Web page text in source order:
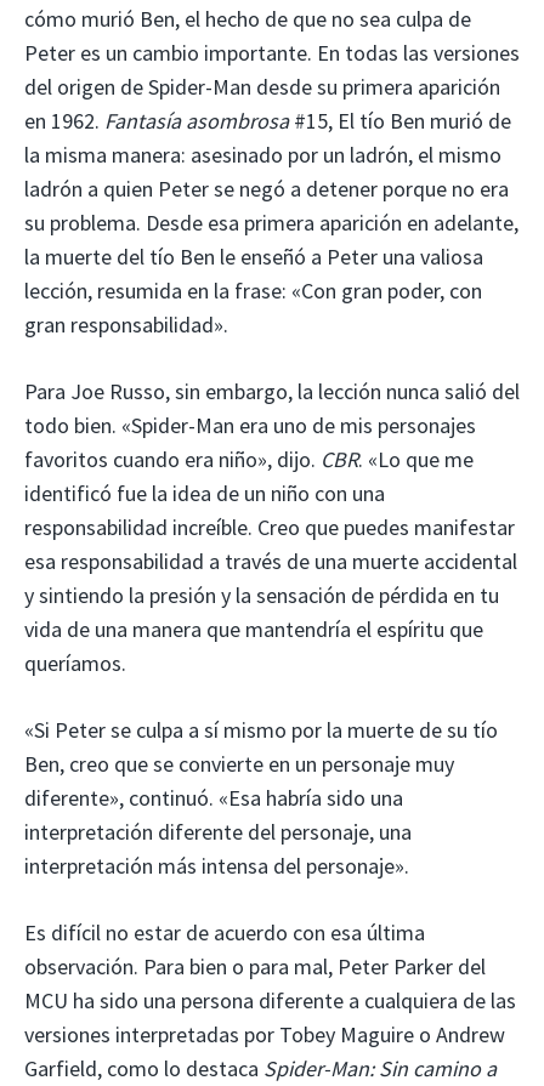
cómo murió Ben, el hecho de que no sea culpa de
Peter es un cambio importante. En todas las versiones
del origen de Spider-Man desde su primera aparición
en 1962. Fantasía asombrosa#15, El tío Ben murió de
la misma manera: asesinado por un ladrón, el mismo
ladrón a quien Peter se negó a detener porque no era
su problema. Desde esa primera aparición en adelante,
la muerte del tío Ben le enseñó a Peter una valiosa
lección, resumida en la frase: «Con gran poder, con
gran responsabilidad».
Para Joe Russo, sin embargo, la lección nunca salió del
todo bien. «Spider-Man era uno de mis personajes
favoritos cuando era niño», dijo. CBR. «Lo que me
identificó fue la idea de un niño con una
responsabilidad increíble. Creo que puedes manifestar
esa responsabilidad a través de una muerte accidental
y sintiendo la presión y la sensación de pérdida en tu
vida de una manera que mantendría el espíritu que
queríamos.
«Si Peter se culpa a sí mismo por la muerte de su tío
Ben, creo que se convierte en un personaje muy
diferente», continuó. «Esa habría sido una
interpretación diferente del personaje, una
interpretación más intensa del personaje».
Es difícil no estar de acuerdo con esa última
observación. Para bien o para mal, Peter Parker del
MCU ha sido una persona diferente a cualquiera de las
versiones interpretadas por Tobey Maguire o Andrew
Garfield, como lo destaca Spider-Man: Sin camino a